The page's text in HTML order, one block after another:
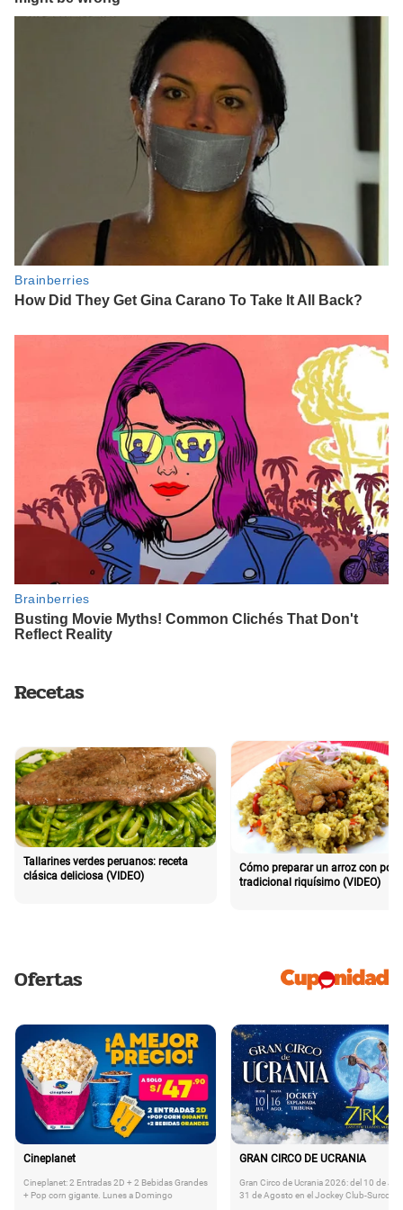
Recetas
Tallarines verdes peruanos: receta
clásica deliciosa (VIDEO)
Cómo preparar un arroz con pollo
tradicional riquísimo (VIDEO)
Ofertas
Cineplanet
Cineplanet: 2 Entradas 2D + 2 Bebidas Grandes
+ Pop corn gigante. Lunes a Domingo
GRAN CIRCO DE UCRANIA
Gran Circo de Ucrania 2026: del 10 de
31 de Agosto en el Jockey Club-Surco